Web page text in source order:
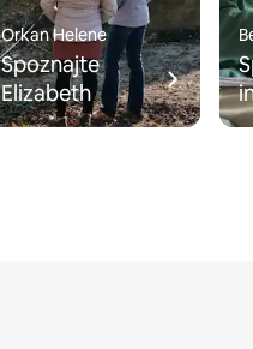
Orkan Helene
Spoznajte
Elizabeth